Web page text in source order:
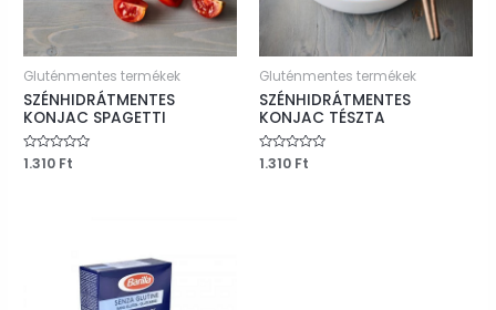
Gluténmentes termékek
SZÉNHIDRÁTMENTES
KONJAC SPAGETTI
Értékelés:
0
1.310 Ft
Gluténmentes termékek
SZÉNHIDRÁTMENTES
KONJAC TÉSZTA
Értékelés:
0
1.310 Ft